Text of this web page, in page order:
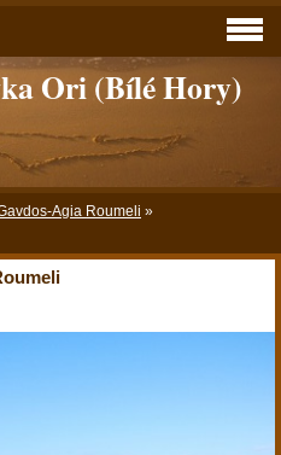
Ori (Bílé Hory)
Agia Roumeli »